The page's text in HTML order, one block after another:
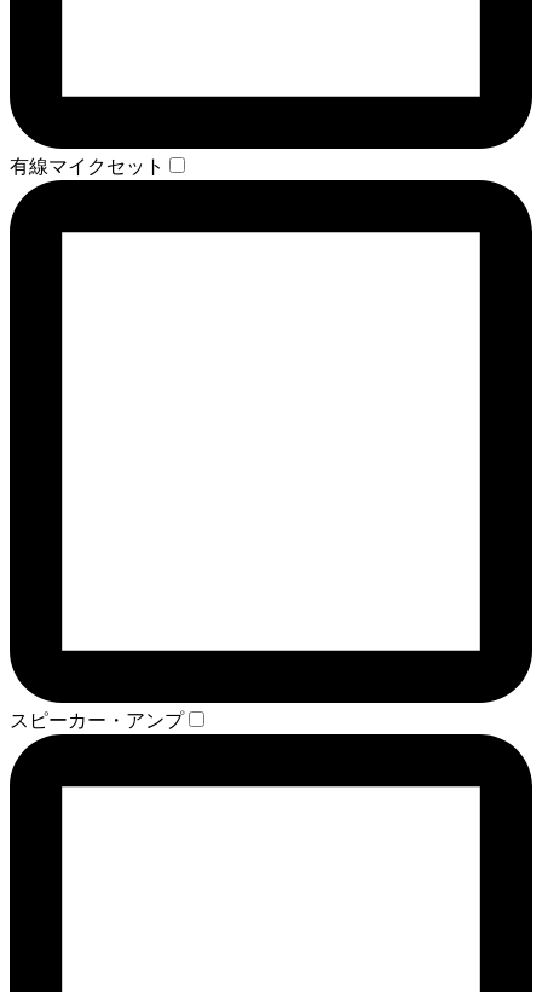
有線マイクセット
スピーカー・アンプ